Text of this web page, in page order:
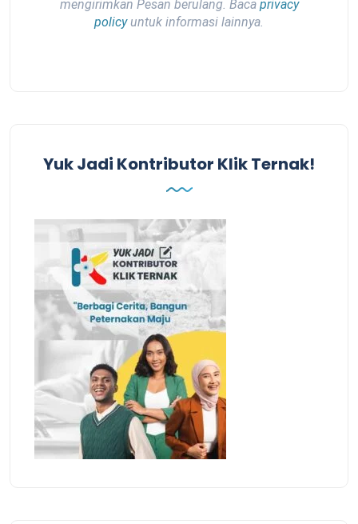
mengirimkan Pesan berulang. Baca privacy
policyuntuk informasi lainnya.
Yuk Jadi Kontributor Klik Ternak!